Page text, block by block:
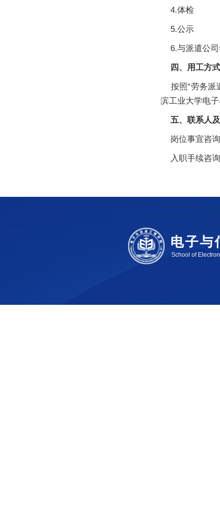
4.体检
5.公示
6.与派遣公司
四、用工方式
按照“劳务派
滨工业大学电
五、联系人
岗位事宜咨
入职手续咨询